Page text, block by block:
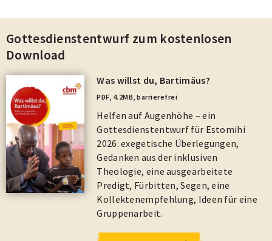
Gottesdienstentwurf zum kostenlosen
Download
Was willst du, Bartimäus?
PDF, 4.2MB , barrierefrei
Helfen auf Augenhöhe – ein
Gottesdienstentwurf für Estomihi
2026: exegetische Überlegungen,
Gedanken aus der inklusiven
Theologie, eine ausgearbeitete
Predigt, Fürbitten, Segen, eine
Kollektenempfehlung, Ideen für eine
Gruppenarbeit.